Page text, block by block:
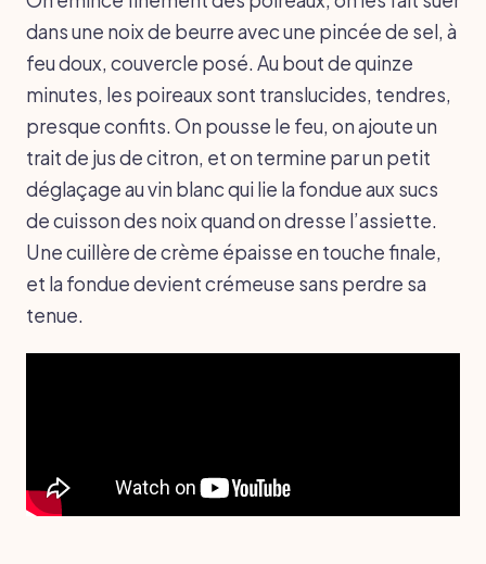
dans une noix de beurre avec une pincée de sel, à
feu doux, couvercle posé. Au bout de quinze
minutes, les poireaux sont translucides, tendres,
presque confits. On pousse le feu, on ajoute un
trait de jus de citron, et on termine par un petit
déglaçage au vin blanc qui lie la fondue aux sucs
de cuisson des noix quand on dresse l’assiette.
Une cuillère de crème épaisse en touche finale,
et la fondue devient crémeuse sans perdre sa
tenue.